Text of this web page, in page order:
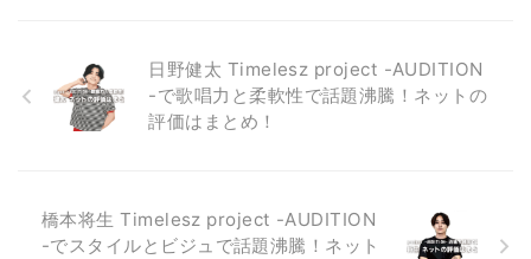
日野健太 Timelesz project -AUDITION
-で歌唱力と柔軟性で話題沸騰！ネットの
評価はまとめ！
橋本将生 Timelesz project -AUDITION
-でスタイルとビジュで話題沸騰！ネット